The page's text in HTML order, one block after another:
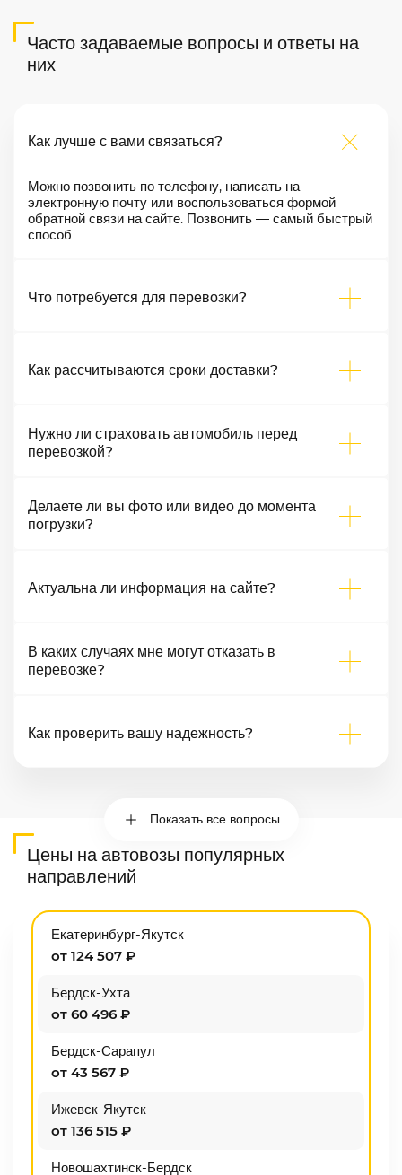
Часто задаваемые вопросы и ответы на
них
Как лучше с вами связаться?
Можно позвонить по телефону, написать на
электронную почту или воспользоваться формой
обратной связи на сайте. Позвонить — самый быстрый
способ.
Что потребуется для перевозки?
Как рассчитываются сроки доставки?
Нужно ли страховать автомобиль перед
перевозкой?
Делаете ли вы фото или видео до момента
погрузки?
Актуальна ли информация на сайте?
В каких случаях мне могут отказать в
перевозке?
Как проверить вашу надежность?
Показать все вопросы
Цены на автовозы популярных
направлений
Екатеринбург-Якутск
от 124 507 ₽
Бердск-Ухта
от 60 496 ₽
Бердск-Сарапул
от 43 567 ₽
Ижевск-Якутск
от 136 515 ₽
Новошахтинск-Бердск